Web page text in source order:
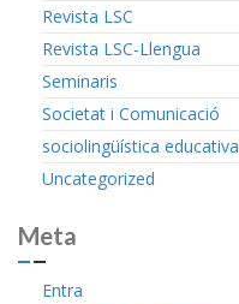
Revista LSC
Revista LSC-Llengua
Seminaris
Societat i Comunicació
sociolingüística educativa
Uncategorized
Meta
Entra